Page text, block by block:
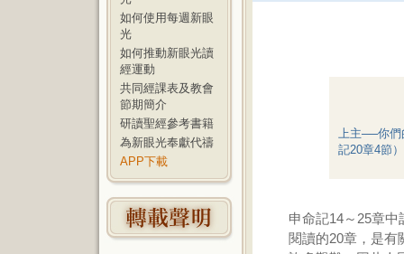
如何使用每週新眼
光
如何推動新眼光讀
經運動
共同經課表及教會
節期簡介
研讀聖經參考書籍
為新眼光奉獻代禱
APP下載
上主──你們
記20章4節）
申命記14～25章
閱讀的20章，是有